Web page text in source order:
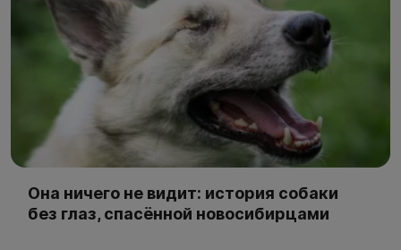
Она ничего не видит: история собаки
без глаз, спасённой новосибирцами